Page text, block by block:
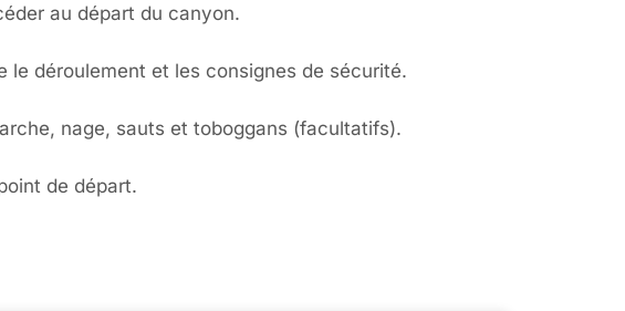
au départ du canyon.
le déroulement et les consignes de sécurité.
nage, sauts et toboggans (facultatifs).
de départ.